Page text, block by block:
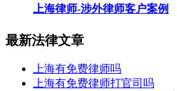
上海律师-涉外律师客户案例
最新法律文章
上海有免费律师吗
上海有免费律师打官司吗